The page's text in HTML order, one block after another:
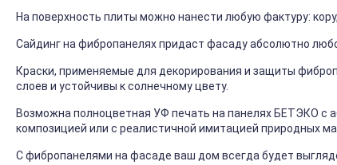
На поверхность плиты можно нанести любую фактуру:
Сайдинг на фибропанелях придаст фасаду абсолютно
Краски, применяемые для декорирования и защиты
слоев и устойчивы к солнечному цвету.
Возможна полноцветная УФ печать на панелях БЕТЭКО с
композицией или с реалистичной имитацией природных
С фибропанелями на фасаде ваш дом всегда будет